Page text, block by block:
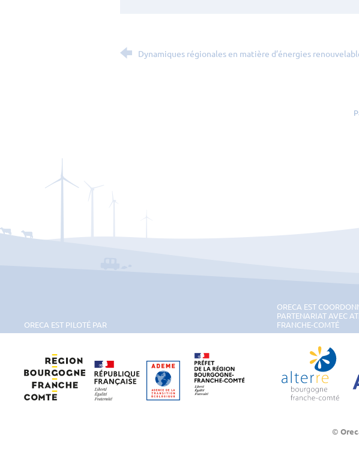
Dynamiques régionales en matière d’énergies
ORECA EST PILOTÉ PAR
Région Bourgogne-Franche-ComtéAdeme Bourgogne-Franche-ComtéPréfet de la région Bourgogne-Franche-
ORECA EST
PARTENARIAT AVEC
FRANCHE-COMTÉ
Alterre
©